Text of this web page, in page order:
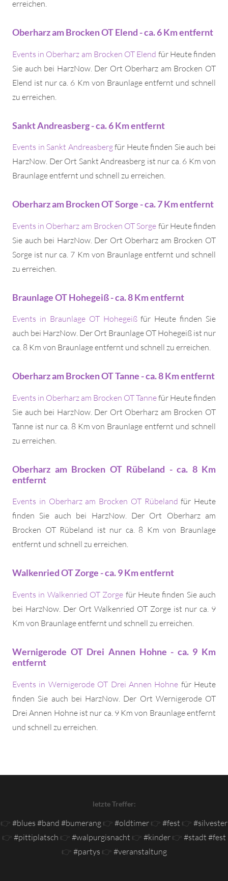
erreichen.
Oberharz am Brocken OT Elend - ca. 6 Km entfernt
Events in Oberharz am Brocken OT Elend für Heute finden
Sie auch bei HarzNow. Der Ort Oberharz am Brocken OT
Elend ist nur ca. 6 Km von Braunlage entfernt und schnell
zu erreichen.
Sankt Andreasberg - ca. 6 Km entfernt
Events in Sankt Andreasbergfür Heute finden Sie auch bei
HarzNow. Der Ort Sankt Andreasberg ist nur ca. 6 Km von
Braunlage entfernt und schnell zu erreichen.
Oberharz am Brocken OT Sorge - ca. 7 Km entfernt
Events in Oberharz am Brocken OT Sorge für Heute finden
Sie auch bei HarzNow. Der Ort Oberharz am Brocken OT
Sorge ist nur ca. 7 Km von Braunlage entfernt und schnell
zu erreichen.
Braunlage OT Hohegeiß - ca. 8 Km entfernt
Events in Braunlage OT Hohegeißfür Heute finden Sie
auch bei HarzNow. Der Ort Braunlage OT Hohegeiß ist nur
ca. 8 Km von Braunlage entfernt und schnell zu erreichen.
Oberharz am Brocken OT Tanne - ca. 8 Km entfernt
Events in Oberharz am Brocken OT Tannefür Heute finden
Sie auch bei HarzNow. Der Ort Oberharz am Brocken OT
Tanne ist nur ca. 8 Km von Braunlage entfernt und schnell
zu erreichen.
Oberharz am Brocken OT Rübeland - ca. 8 Km
entfernt
Events in Oberharz am Brocken OT Rübeland für Heute
finden Sie auch bei HarzNow. Der Ort Oberharz am
Brocken OT Rübeland ist nur ca. 8 Km von Braunlage
entfernt und schnell zu erreichen.
Walkenried OT Zorge - ca. 9 Km entfernt
Events in Walkenried OT Zorge für Heute finden Sie auch
bei HarzNow. Der Ort Walkenried OT Zorge ist nur ca. 9
Km von Braunlage entfernt und schnell zu erreichen.
Wernigerode OT Drei Annen Hohne - ca. 9 Km
entfernt
Events in Wernigerode OT Drei Annen Hohne für Heute
finden Sie auch bei HarzNow. Der Ort Wernigerode OT
Drei Annen Hohne ist nur ca. 9 Km von Braunlage entfernt
und schnell zu erreichen.
letzte Treffer:
👉 #blues #band #bumerang 👉 #oldtimer 👉 #fest 👉 #silvester
👉 #pittiplatsch 👉 #walpurgisnacht 👉 #kinder 👉 #stadt #fest
👉 #partys 👉 #veranstaltung